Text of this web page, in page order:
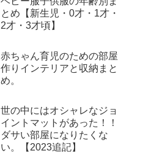
とめ【新生児・0才・1才・
2才・3才頃】
赤ちゃん育児のための部屋
作りインテリアと収納まと
め。
世の中にはオシャレなジョ
イントマットがあった！！
ダサい部屋になりたくな
い。【2023追記】